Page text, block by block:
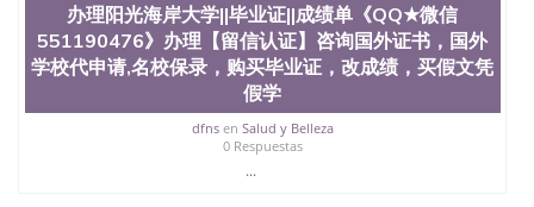
办理阳光海岸大学||毕业证||成绩单《QQ★微信
551190476》办理【留信认证】咨询国外证书，国外
学校代申请,名校保录，购买毕业证，改成绩，买假文凭
假学
dfnsen Salud y Belleza
0 Respuestas
...